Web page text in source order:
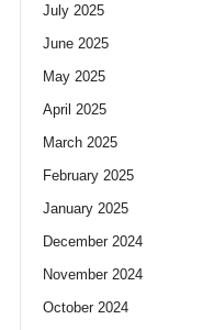
July 2025
June 2025
May 2025
April 2025
March 2025
February 2025
January 2025
December 2024
November 2024
October 2024